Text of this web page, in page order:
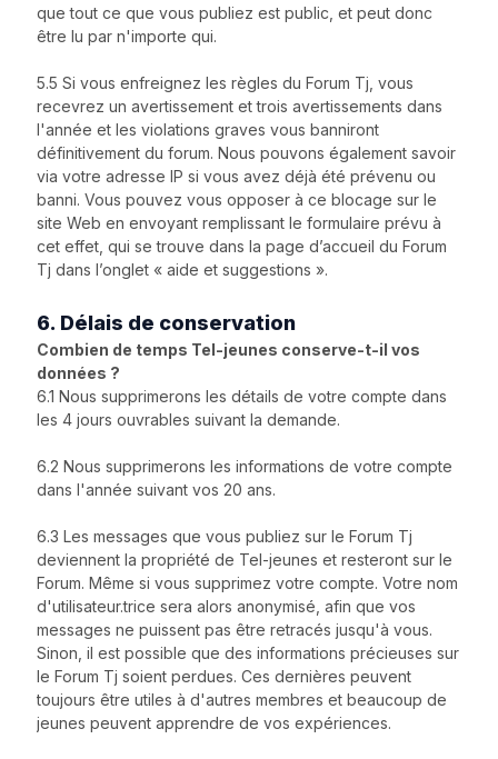
que tout ce que vous publiez est public, et peut donc
être lu par n'importe qui.
5.5 Si vous enfreignez les règles du Forum Tj, vous
recevrez un avertissement et trois avertissements dans
l'année et les violations graves vous banniront
définitivement du forum. Nous pouvons également savoir
via votre adresse IP si vous avez déjà été prévenu ou
banni. Vous pouvez vous opposer à ce blocage sur le
site Web en envoyant remplissant le formulaire prévu à
cet effet, qui se trouve dans la page d’accueil du Forum
Tj dans l’onglet « aide et suggestions ».
6. Délais de conservation
Combien de temps Tel-jeunes conserve-t-il vos
données ?
6.1 Nous supprimerons les détails de votre compte dans
les 4 jours ouvrables suivant la demande.
6.2 Nous supprimerons les informations de votre compte
dans l'année suivant vos 20 ans.
6.3 Les messages que vous publiez sur le Forum Tj
deviennent la propriété de Tel-jeunes et resteront sur le
Forum. Même si vous supprimez votre compte. Votre nom
d'utilisateur.trice sera alors anonymisé, afin que vos
messages ne puissent pas être retracés jusqu'à vous.
Sinon, il est possible que des informations précieuses sur
le Forum Tj soient perdues. Ces dernières peuvent
toujours être utiles à d'autres membres et beaucoup de
jeunes peuvent apprendre de vos expériences.